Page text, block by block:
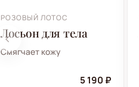
РОЗОВЫЙ ЛОТОС
Лосьон для тела
Смягчает кожу
5 190 ₽